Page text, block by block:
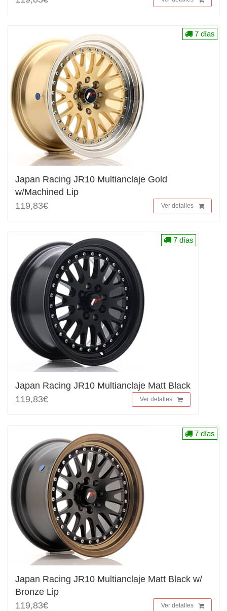
Japan Racing JR10 Multianclaje Gold
w/Machined Lip
119,83€
Ver detalles
7 días
Japan Racing JR10 Multianclaje Matt Black
119,83€
Ver detalles
7 días
Japan Racing JR10 Multianclaje Matt Black w/
Bronze Lip
119,83€
Ver detalles
7 días